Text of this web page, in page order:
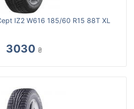
IZ2 W616 185/60 R15 88T XL
3030 ₴